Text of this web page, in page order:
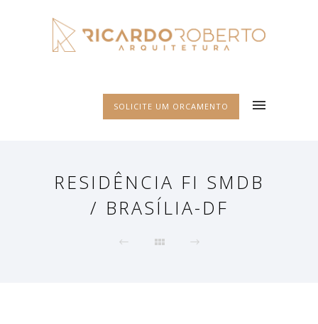
SOLICITE UM ORCAMENTO
RESIDÊNCIA FI SMDB
/ BRASÍLIA-DF